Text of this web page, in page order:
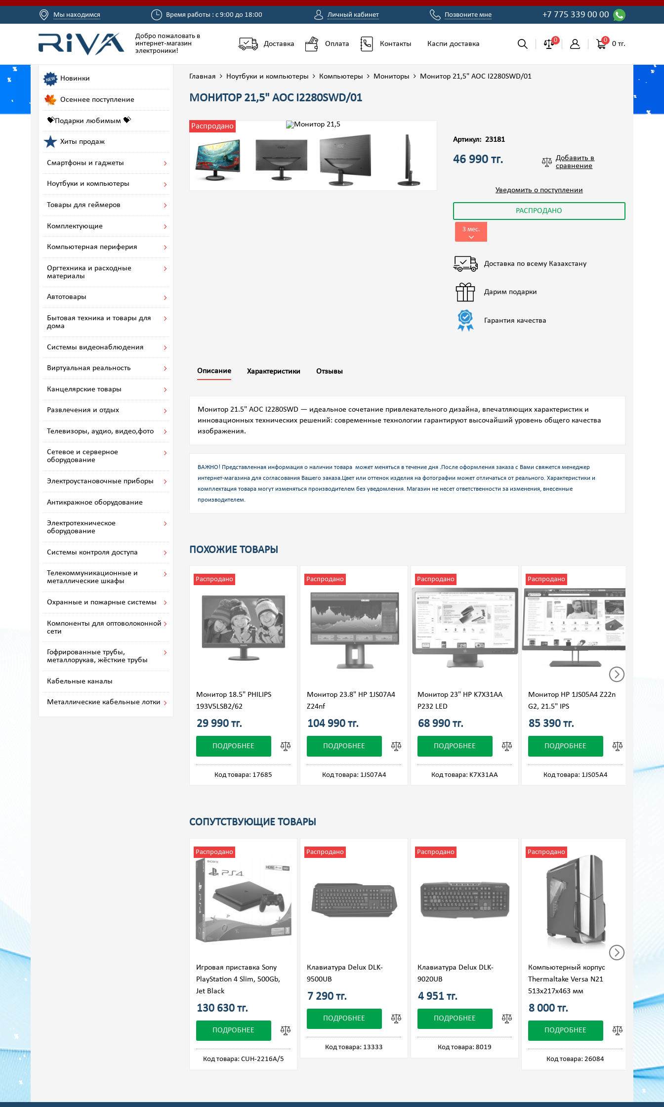
Мы находимся Время работы : с 9:00 до 18:00 Личный кабинет Позвоните мне +7 775 339 00 00
Добро пожаловать в
интернет-магазин
электроники!
Доставка Оплата Контакты Каспи доставка 0 0 0 тг.
Главная Ноутбуки и компьютеры Компьютеры Мониторы Монитор 21,5" AOC I2280SWD/01
МОНИТОР 21,5" AOC I2280SWD/01
Распродано
Артикул: 23181
46 990 тг.
Добавить в
сравнение
Уведомить о поступлении
РАСПРОДАНО
3 мес.
Доставка по всему Казахстану
Дарим подарки
Гарантия качества
Описание
Монитор 21.5" AOC I2280SWD — идеальное сочетание привлекательного дизайна, впечатляющих характеристик и
инновационных технических решений: современные технологии гарантируют высочайший уровень общего качества
изображения.
Характеристики Отзывы
ВАЖНО! Представленная информация о наличии товара может меняться в течение дня .После оформления заказа с Вами свяжется менеджер
интернет-магазина для согласования Вашего заказа.Цвет или оттенок изделия на фотографии может отличаться от реального. Характеристики и
комплектация товара могут изменяться производителем без уведомления. Магазин не несет ответственности за изменения, внесенные
производителем.
ПОХОЖИЕ ТОВАРЫ
Монитор 18.5" PHILIPS
193V5LSB2/62
Распродано
29 990 тг.
ПОДРОБНЕЕ
Код товара: 17685
Монитор 23.8" HP 1JS07A4
Z24nf
Распродано
104 990 тг.
ПОДРОБНЕЕ
Код товара: 1JS07A4
Монитор 23" HP K7X31AA
P232 LED
Распродано
68 990 тг.
ПОДРОБНЕЕ
Код товара: K7X31AA
Монитор HP 1JS05A4 Z22n
G2, 21.5" IPS
Распродано
85 390 тг.
ПОДРОБНЕЕ
Код товара: 1JS05A4
СОПУТСТВУЮЩИЕ ТОВАРЫ
Игровая приставка Sony
PlayStation 4 Slim, 500Gb,
Jet Black
Распродано
130 630 тг.
ПОДРОБНЕЕ
Код товара: CUH-2216A/5
Клавиатура Delux DLK-
9500UB
Распродано
7 290 тг.
ПОДРОБНЕЕ
Код товара: 13333
Клавиатура Delux DLK-
9020UB
Распродано
4 951 тг.
ПОДРОБНЕЕ
Код товара: 8019
Компьютерный корпус
Thermaltake Versa N21
513x217x463 мм
Распродано
8 000 тг.
ПОДРОБНЕЕ
Код товара: 26084
7
Новинки
Осеннее поступление
💝Подарки любимым 💝
Хиты продаж
Смартфоны и гаджеты
Ноутбуки и компьютеры
Товары для геймеров
Комплектующие
Компьютерная периферия
Оргтехника и расходные
материалы
Автотовары
Бытовая техника и товары для
дома
Системы видеонаблюдения
Виртуальная реальность
Канцелярские товары
Развлечения и отдых
Телевизоры, аудио, видео,фото
Сетевое и серверное
оборудование
Электроустановочные приборы
Антикражное оборудование
Электротехническое
оборудование
Системы контроля доступа
Телекоммуникационные и
металлические шкафы
Охранные и пожарные системы
Компоненты для оптоволоконной
сети
Гофрированные трубы,
металлорукав, жёсткие трубы
Кабельные каналы
Металлические кабельные лотки